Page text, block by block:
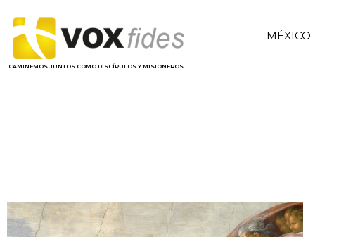
CAMINEMOS JUNTOS COMO DISCÍPULOS Y MISIONEROS
MÉXICO